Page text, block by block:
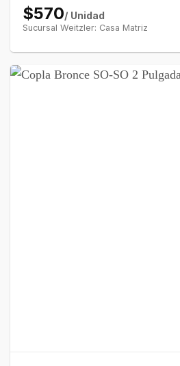
$570/ Unidad
Sucursal Weitzler: Casa Matriz